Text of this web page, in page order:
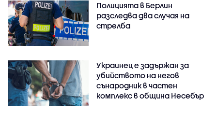
Полицията в Берлин
разследва два случая на
стрелба
Украинец е задържан за
убийството на негов
сънародник в частен
комплекс в община Несебър